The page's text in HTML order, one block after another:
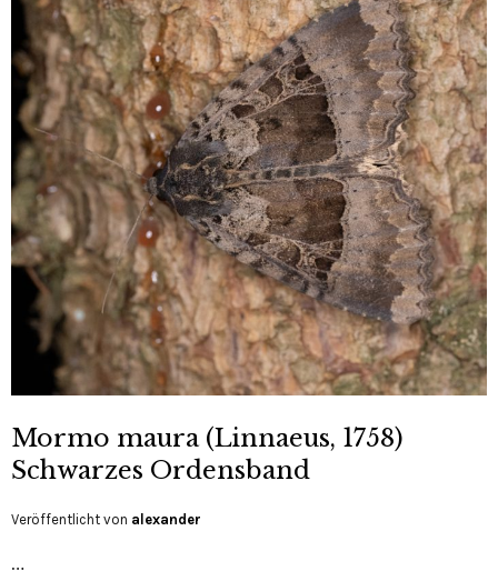
Mormo maura (Linnaeus, 1758)
Schwarzes Ordensband
Veröffentlicht von alexander
…